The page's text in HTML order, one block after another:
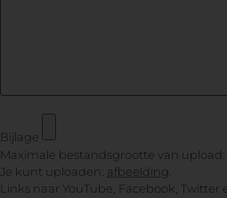
Bijlage
Maximale bestandsgrootte van upload:
Je kunt uploaden: afbeelding
Links naar YouTube, Facebook,